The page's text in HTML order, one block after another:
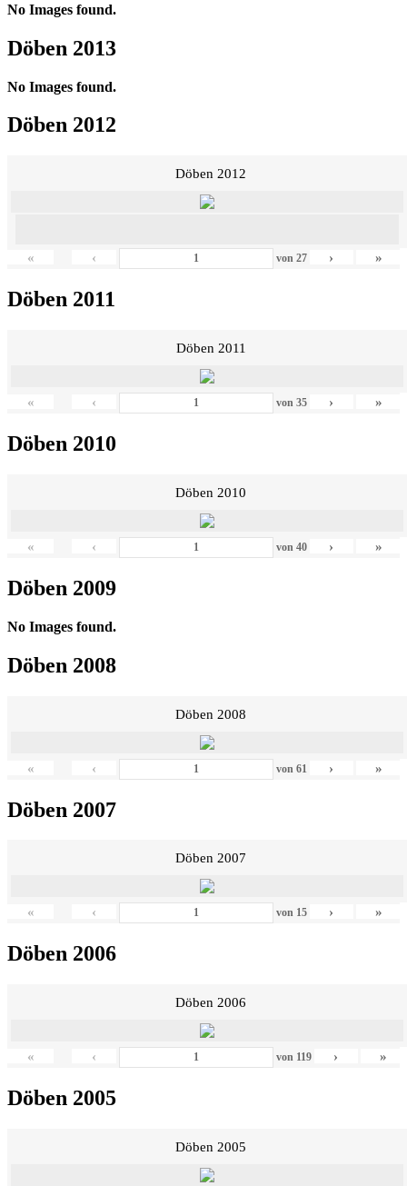
No Images found.
Döben 2013
No Images found.
Döben 2012
Döben 2012
« ‹ von 27 › »
Döben 2011
Döben 2011
« ‹ von 35 › »
Döben 2010
Döben 2010
« ‹ von 40 › »
Döben 2009
No Images found.
Döben 2008
Döben 2008
« ‹ von 61 › »
Döben 2007
Döben 2007
« ‹ von 15 › »
Döben 2006
Döben 2006
« ‹ von 119 › »
Döben 2005
Döben 2005